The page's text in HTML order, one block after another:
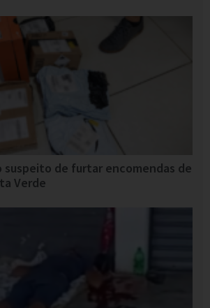
suspeito de furtar encomendas de
Verde